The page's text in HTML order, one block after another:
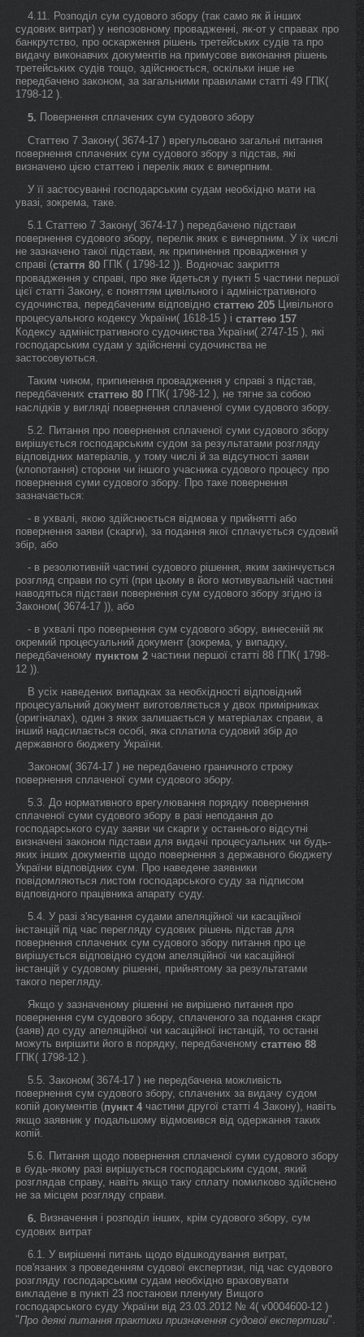
4.11. Розподіл сум судового збору (так само як й інших
судових витрат) у непозовному провадженні, як-от у справах про
банкрутство, про оскарження рішень третейських судів та про
видачу виконавчих документів на примусове виконання рішень
третейських судів тощо, здійснюється, оскільки інше не
передбачено законом, за загальними правилами статті 49 ГПК(
1798-12 ).
5. Повернення сплачених сум судового збору
Статтею 7 Закону( 3674-17 ) врегульовано загальні питання
повернення сплачених сум судового збору з підстав, які
визначено цією статтею і перелік яких є вичерпним.
У її застосуванні господарським судам необхідно мати на
увазі, зокрема, таке.
5.1 Статтею 7 Закону( 3674-17 ) передбачено підстави
повернення судового збору, перелік яких є вичерпним. У їх числі
не зазначено такої підстави, як припинення провадження у
справі (стаття 80 ГПК ( 1798-12 )). Водночас закриття
провадження у справі, про яке йдеться у пункті 5 частини першої
цієї статті Закону, є поняттям цивільного і адміністративного
судочинства, передбаченим відповідно статтею 205 Цивільного
процесуального кодексу України( 1618-15 ) і статтею 157
Кодексу адміністративного судочинства України( 2747-15 ), які
господарським судам у здійсненні судочинства не
застосовуються.
Таким чином, припинення провадження у справі з підстав,
передбачених статтею 80 ГПК( 1798-12 ), не тягне за собою
наслідків у вигляді повернення сплаченої суми судового збору.
5.2. Питання про повернення сплаченої суми судового збору
вирішується господарським судом за результатами розгляду
відповідних матеріалів, у тому числі й за відсутності заяви
(клопотання) сторони чи іншого учасника судового процесу про
повернення суми судового збору. Про таке повернення
зазначається:
- в ухвалі, якою здійснюється відмова у прийнятті або
повернення заяви (скарги), за подання якої сплачується судовий
збір, або
- в резолютивній частині судового рішення, яким закінчується
розгляд справи по суті (при цьому в його мотивувальній частині
наводяться підстави повернення сум судового збору згідно із
Законом( 3674-17 )), або
- в ухвалі про повернення сум судового збору, винесеній як
окремий процесуальний документ (зокрема, у випадку,
передбаченому пунктом 2 частини першої статті 88 ГПК( 1798-
12 )).
В усіх наведених випадках за необхідності відповідний
процесуальний документ виготовляється у двох примірниках
(оригіналах), один з яких залишається у матеріалах справи, а
інший надсилається особі, яка сплатила судовий збір до
державного бюджету України.
Законом( 3674-17 ) не передбачено граничного строку
повернення сплаченої суми судового збору.
5.3. До нормативного врегулювання порядку повернення
сплаченої суми судового збору в разі неподання до
господарського суду заяви чи скарги у останнього відсутні
визначені законом підстави для видачі процесуальних чи будь-
яких інших документів щодо повернення з державного бюджету
України відповідних сум. Про наведене заявники
повідомляються листом господарського суду за підписом
відповідного працівника апарату суду.
5.4. У разі з'ясування судами апеляційної чи касаційної
інстанцій під час перегляду судових рішень підстав для
повернення сплачених сум судового збору питання про це
вирішується відповідно судом апеляційної чи касаційної
інстанцій у судовому рішенні, прийнятому за результатами
такого перегляду.
Якщо у зазначеному рішенні не вирішено питання про
повернення сум судового збору, сплаченого за подання скарг
(заяв) до суду апеляційної чи касаційної інстанцій, то останні
можуть вирішити його в порядку, передбаченому статтею 88
ГПК( 1798-12 ).
5.5. Законом( 3674-17 ) не передбачена можливість
повернення сум судового збору, сплачених за видачу судом
копій документів (пункт 4 частини другої статті 4 Закону), навіть
якщо заявник у подальшому відмовився від одержання таких
копій.
5.6. Питання щодо повернення сплаченої суми судового збору
в будь-якому разі вирішується господарським судом, який
розглядав справу, навіть якщо таку сплату помилково здійснено
не за місцем розгляду справи.
6. Визначення і розподіл інших, крім судового збору, сум
судових витрат
6.1. У вирішенні питань щодо відшкодування витрат,
пов'язаних з проведенням судової експертизи, під час судового
розгляду господарським судам необхідно враховувати
викладене в пункті 23 постанови пленуму Вищого
господарського суду України від 23.03.2012 № 4( v0004600-12 )
"Про деякі питання практики призначення судової експертизи".